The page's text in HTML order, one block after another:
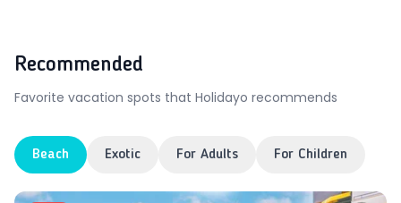
Recommended
Favorite vacation spots that Holidayo recommends
Beach Exotic For Adults For Children